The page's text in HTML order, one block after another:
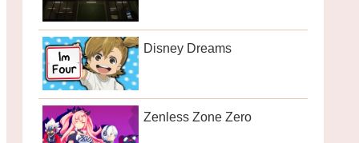
Disney Dreams
Zenless Zone Zero